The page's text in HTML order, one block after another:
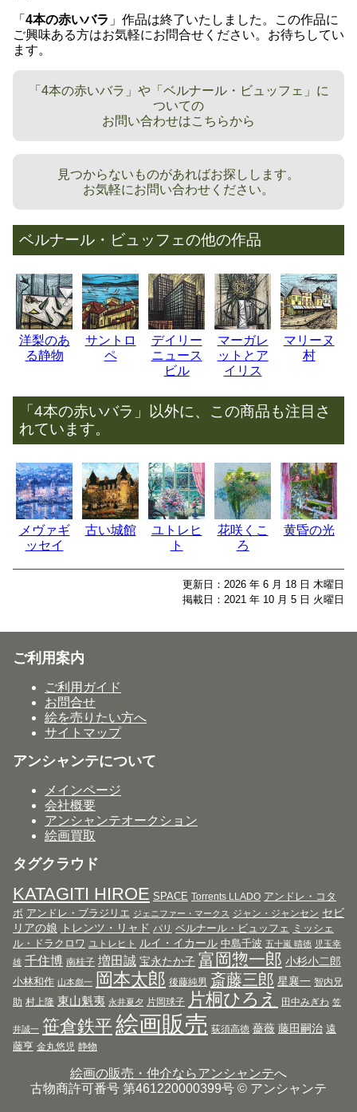
「 4本の赤いバラ 」作品は終了いたしました。この作品に
ご興味ある方はお気軽にお問合せください。お待ちしてい
ます。
「4本の赤いバラ」や「ベルナール・ビュッフェ」に
ついての
お問い合わせはこちらから
見つからないものがあればお探しします。
お気軽にお問い合わせください。
ベルナール・ビュッフェの他の作品
洋梨のあ
る静物
サントロ
ペ
デイリー
ニュース
ビル
マーガレ
ットとア
イリス
マリーヌ
村
「4本の赤いバラ」以外に、この商品も注目さ
れています。
メヴァギ
ッセイ
古い城館
ユトレヒ
ト
花咲くこ
ろ
黄昏の光
更新日：2026 年 6 月 18 日 木曜日
掲載日：2021 年 10 月 5 日 火曜日
ご利用案内
ご利用ガイド
お問合せ
絵を売りたい方へ
サイトマップ
アンシャンテについて
メインページ
会社概要
アンシャンテオークション
絵画買取
タグクラウド
KATAGITI HIROE SPACE Torrents LLADO アンドレ・コタ
ボ アンドレ・ブラジリエ ジェニファー・マークス ジャン・ジャンセン セビ
リアの娘
トレンツ・リャド パリ ベルナール・ビュッフェ ミッシェ
ル・ドラクロワ ユトレヒト ルイ・イカール 中島千波 五十嵐 晴徳 児玉幸
雄 千住博 南桂子 増田誠 宝永たか子 富岡惣一郎 小杉小二郎
小林和作 山本彪一 岡本太郎 後藤純男 斎藤三郎 星襄一 智内兄
助 村上隆 東山魁夷 永井夏夕 片岡球子 片桐ひろえ 田中みぎわ 笠
井誠一 笹倉鉄平 絵画販売 荻須高徳 薔薇 藤田嗣治 遠
藤亨 金丸悠児 静物
絵画の販売・仲介ならアンシャンテへ
古物商許可番号 第461220000399号 © アンシャンテ